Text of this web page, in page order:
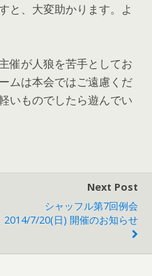
と、大変助かります。よ
催が人狼を苦手としてお
ムは本会ではご遠慮くだ
いものでしたら遊んでい
Next Post
シャッフル第7回例会
2014/7/20(日) 開催のお知らせ